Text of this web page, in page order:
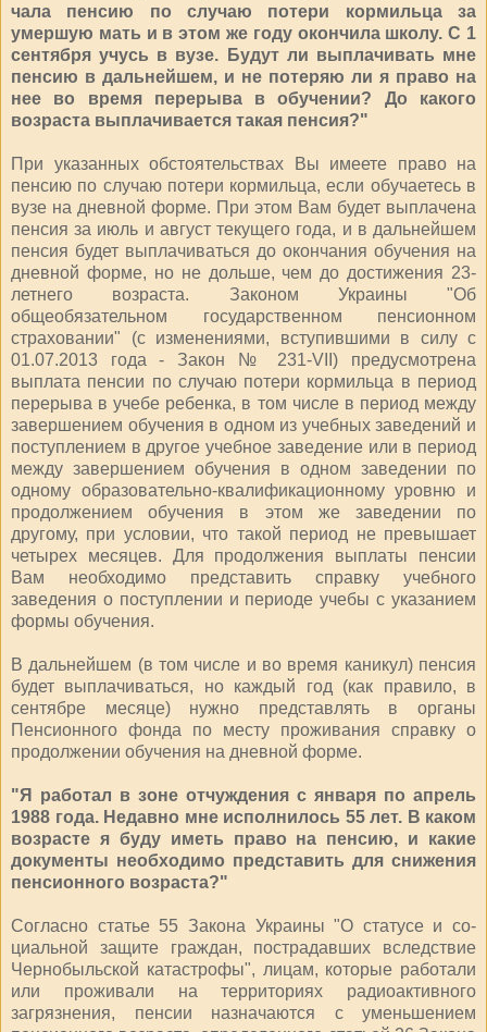
чала пенсию по случаю потери кор­мильца за
умершую мать и в этом же году окончила школу. С 1
сентября учусь в вузе. Будут ли вы­плачивать мне
пенсию в дальнейшем, и не потеряю ли я право на
нее во время перерыва в обучении? До какого
возраста выплачивается такая пенсия?"
При указанных обстоятельствах Вы имеете право на
пенсию по случаю потери кормильца, если обучаетесь в
вузе на дневной форме. При этом Вам будет выплачена
пенсия за июль и август текущего года, и в дальнейшем
пенсия будет выплачиваться до окончания обучения на
дневной форме, но не дольше, чем до достижения 23-
летнего возраста. Законом Украины "Об
общеобязательном государственном пенсионном
страховании" (с изменениями, вступившими в силу с
01.07.2013 года - Закон № 231-VII) предусмотрена
выплата пенсии по случаю потери кормиль­ца в период
перерыва в учебе ребенка, в том числе в период между
заверше­нием обучения в одном из учебных заведений и
поступлением в другое учеб­ное заведение или в период
между завершением обучения в одном заведении по
одному образовательно-квалификационному уровню и
продол­жением обучения в этом же заведении по
другому, при условии, что такой период не превышает
четырех месяцев. Для продолжения выплаты пенсии
Вам необходимо представить справку учебного
заведения о поступлении и периоде учебы с указанием
формы обучения.
В дальнейшем (в том числе и во время каникул) пенсия
будет выплачивать­ся, но каждый год (как правило, в
сентябре месяце) нужно представлять в органы
Пенсионного фонда по месту проживания справку о
продолжении обучения на дневной форме.
"Я работал в зоне отчуждения с января по апрель
1988 года. Недавно мне исполнилось 55 лет. В каком
возрасте я буду иметь право на пенсию, и какие
документы необходимо представить для снижения
пенсионного возраста?"
Согласно статье 55 Закона Украины "О статусе и со­
циальной защите граждан, пострадавших вследствие
Чернобыльской катастро­фы", лицам, которые работали
или проживали на территориях радиоактивного
загрязнения, пенсии назна­чаются с уменьшением